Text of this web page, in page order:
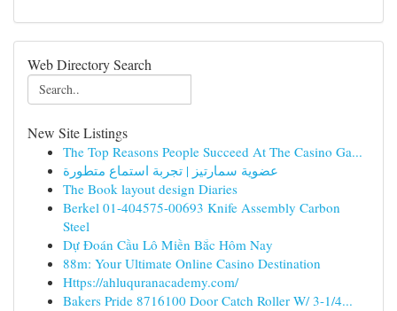
Web Directory Search
New Site Listings
The Top Reasons People Succeed At The Casino Ga...
عضوية سمارتيز | تجربة استماع متطورة
The Book layout design Diaries
Berkel 01-404575-00693 Knife Assembly Carbon
Steel
Dự Đoán Cầu Lô Miền Bắc Hôm Nay
88m: Your Ultimate Online Casino Destination
Https://ahluquranacademy.com/
Bakers Pride 8716100 Door Catch Roller W/ 3-1/4...